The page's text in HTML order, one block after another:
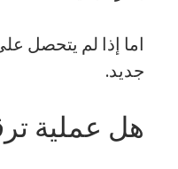
اما إذا لم يتحصل
جديد.
هل عملية